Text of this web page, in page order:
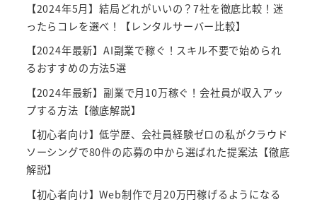
【2024年5月】結局どれがいいの？7社を徹底比較！迷
ったらコレを選べ！【レンタルサーバー比較】
【2024年最新】AI副業で稼ぐ！スキル不要で始められ
るおすすめの方法5選
【2024年最新】副業で月10万稼ぐ！会社員が収入アッ
プする方法【徹底解説】
【初心者向け】低学歴、会社員経験ゼロの私がクラウド
ソーシングで80件の応募の中から選ばれた提案法【徹底
解説】
【初心者向け】Web制作で月20万円稼げるようになる